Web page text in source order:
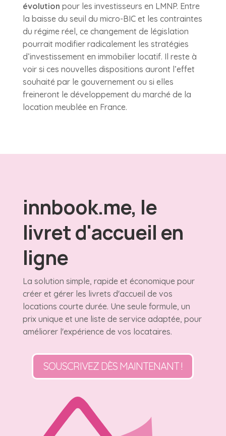
évolution pour les investisseurs en LMNP. Entre
la baisse du seuil du micro-BIC et les contraintes
du régime réel, ce changement de législation
pourrait modifier radicalement les stratégies
d’investissement en immobilier locatif. Il reste à
voir si ces nouvelles dispositions auront l’effet
souhaité par le gouvernement ou si elles
freineront le développement du marché de la
location meublée en France.
innbook.me, le
livret d'accueil en
ligne
La solution simple, rapide et économique pour
créer et gérer les livrets d'accueil de vos
locations courte durée. Une seule formule, un
prix unique et une liste de service adaptée, pour
améliorer l'expérience de vos locataires.
SOUSCRIVEZ DÈS MAINTENANT !